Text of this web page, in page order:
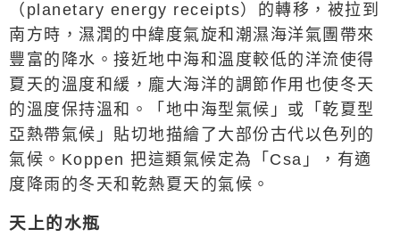
（ planetary energy receipts）的轉移，被拉到
南方時，濕潤的中緯度氣旋和潮濕海洋氣團帶來
豐富的降水。接近地中海和溫度較低的洋流使得
夏天的溫度和緩，龐大海洋的調節作用也使冬天
的溫度保持溫和。「地中海型氣候」或「乾夏型
亞熱帶氣候」貼切地描繪了大部份古代以色列的
氣候。 Koppen 把這類氣候定為「 Csa 」，有適
度降雨的冬天和乾熱夏天的氣候。
天上的水瓶